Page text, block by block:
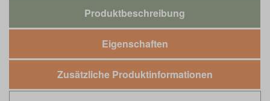
Produktbeschreibung
Eigenschaften
Zusätzliche Produktinformationen